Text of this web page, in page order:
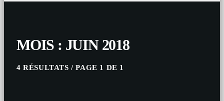
MOIS : JUIN 2018
4 RÉSULTATS / PAGE 1 DE 1